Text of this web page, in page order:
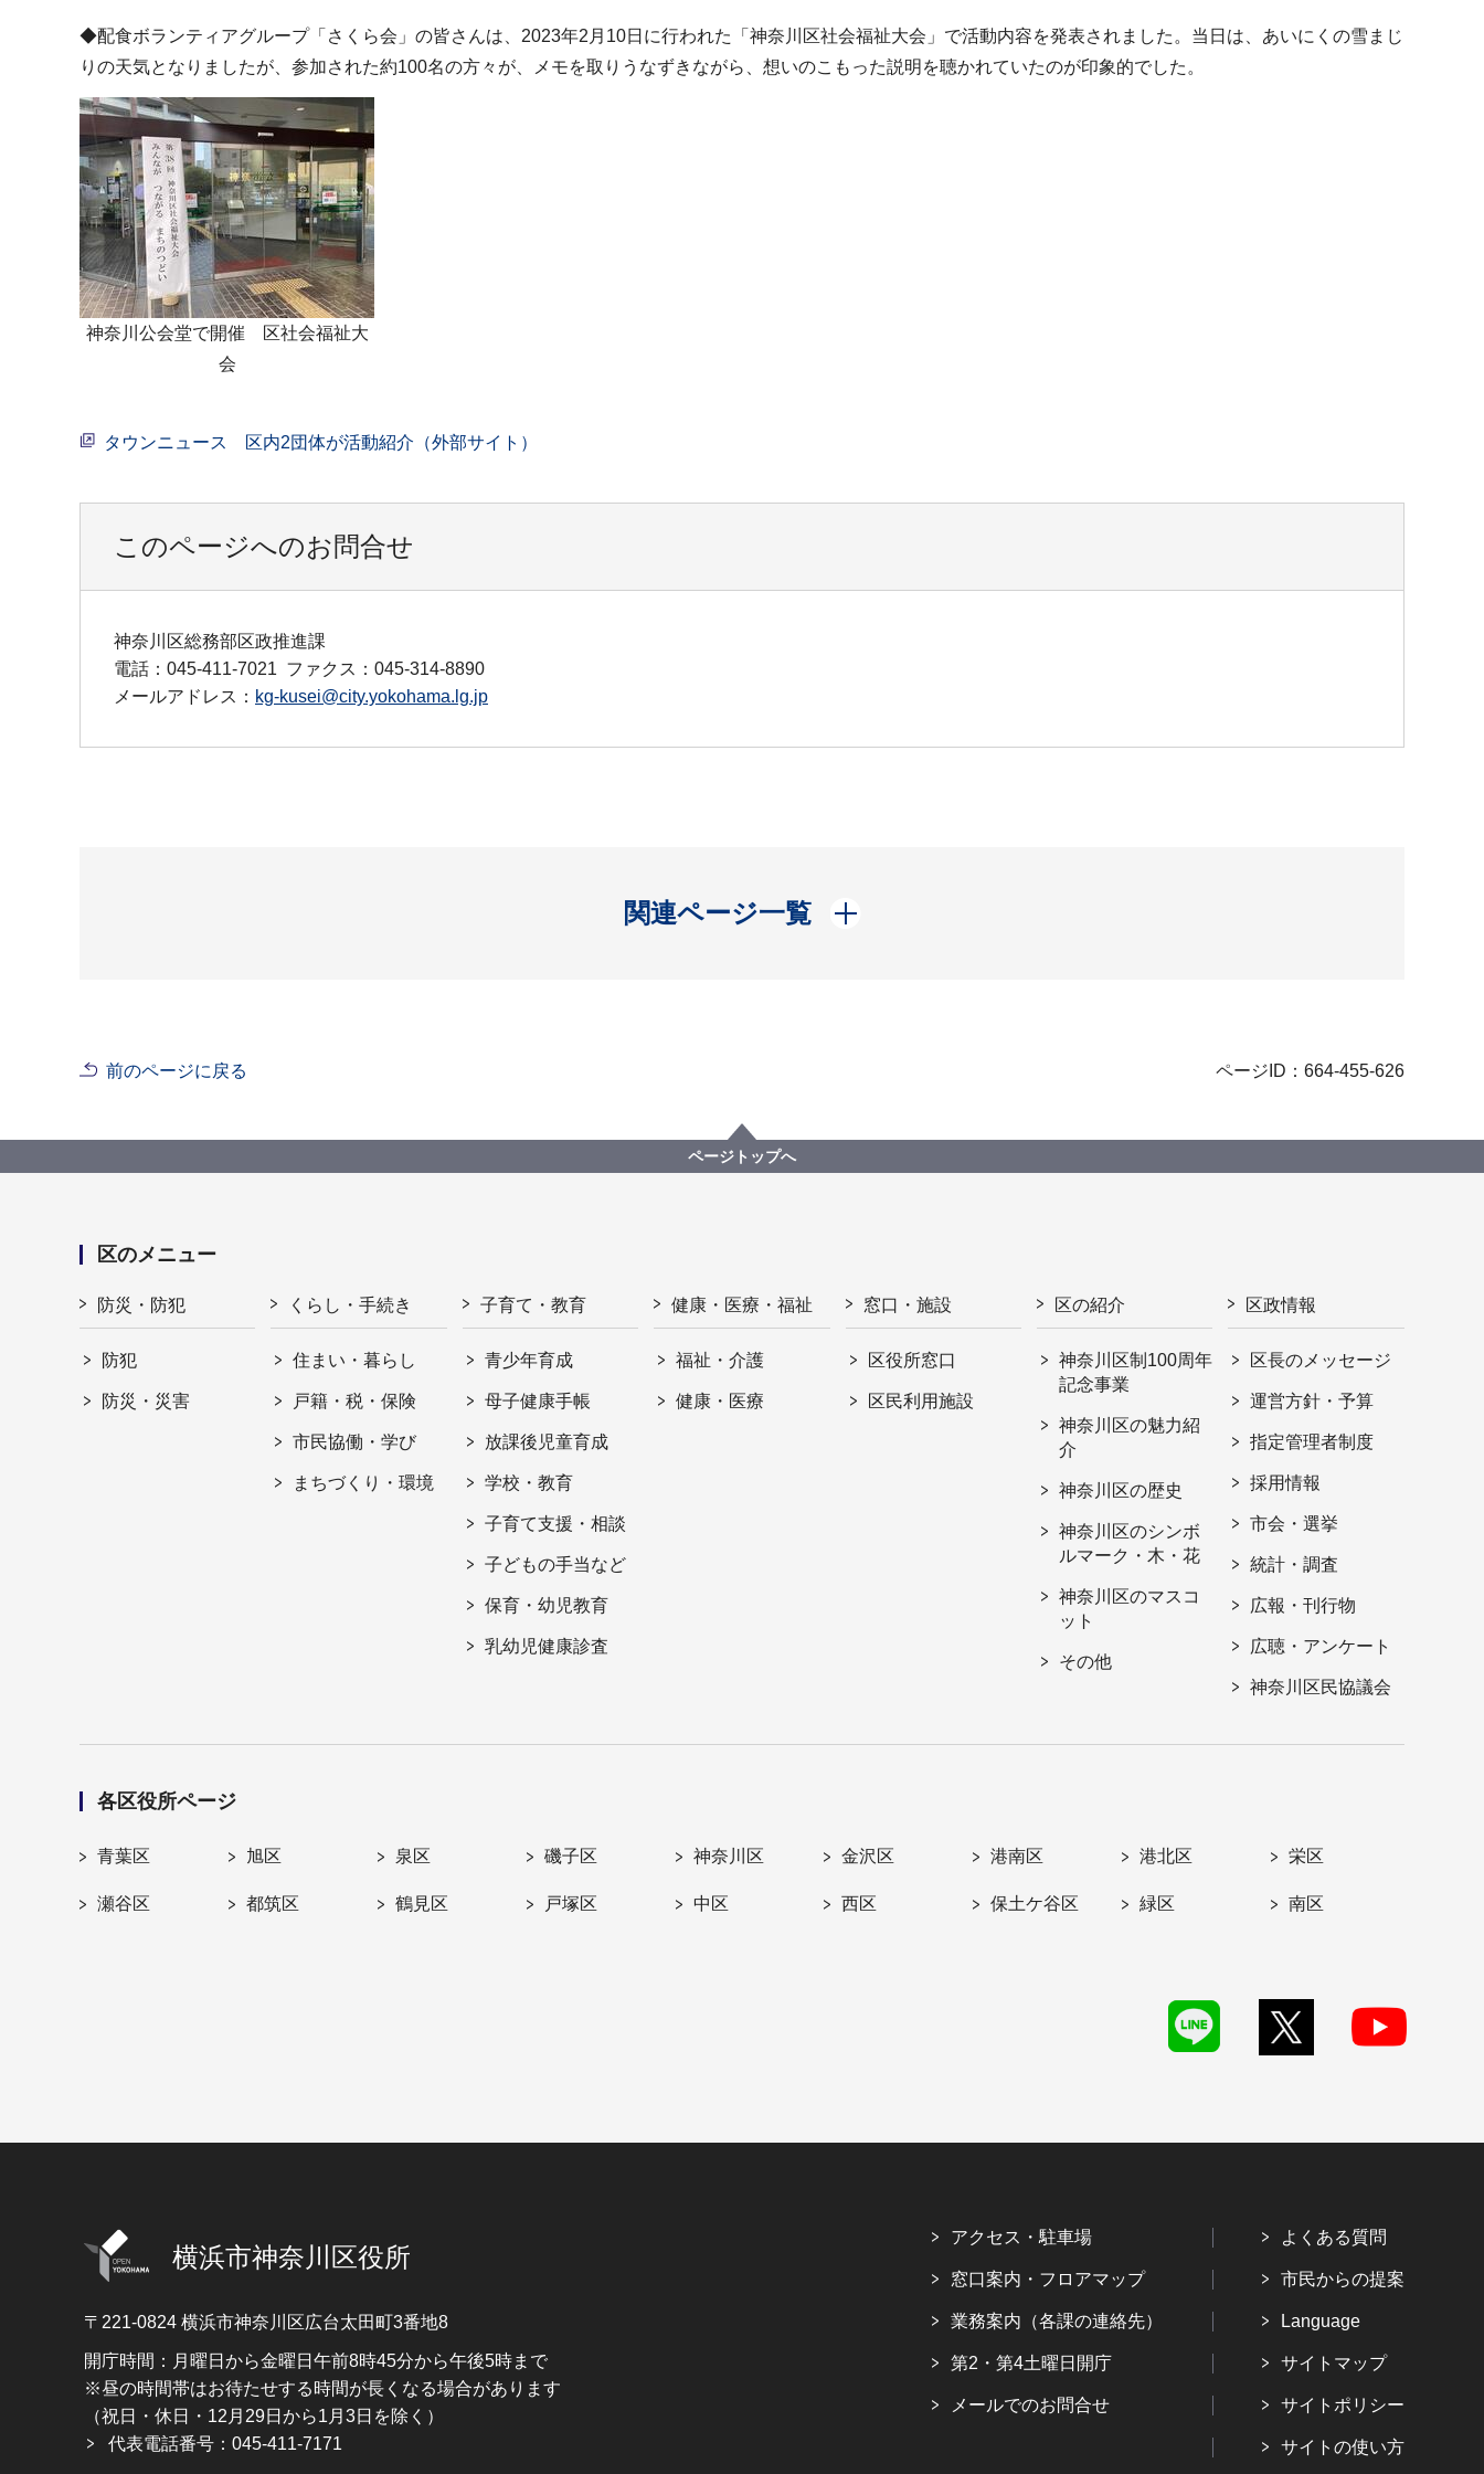
◆配食ボランティアグループ「さくら会」の皆さんは、2023年2月10日に行われた「神奈川区社会福祉大会」で活動内容を発表されました。当日は、あいにくの雪まじ
りの天気となりましたが、参加された約100名の方々が、メモを取りうなずきながら、想いのこもった説明を聴かれていたのが印象的でした。
神奈川公会堂で開催 区社会福祉大
会
タウンニュース 区内2団体が活動紹介（外部サイト）
このページへのお問合せ
神奈川区総務部区政推進課
電話：045-411-7021 ファクス：045-314-8890
メールアドレス： kg-kusei@city.yokohama.lg.jp
関連ページ一覧
開く
前のページに戻る ページID：664-455-626
ページトップへ
区のメニュー
防災・防犯
防犯
防災・災害
くらし・手続き
住まい・暮らし
戸籍・税・保険
市民協働・学び
まちづくり・環境
子育て・教育
青少年育成
母子健康手帳
放課後児童育成
学校・教育
子育て支援・相談
子どもの手当など
保育・幼児教育
乳幼児健康診査
健康・医療・福祉
福祉・介護
健康・医療
窓口・施設
区役所窓口
区民利用施設
区の紹介
神奈川区制100周年
記念事業
神奈川区の魅力紹
介
神奈川区の歴史
神奈川区のシンボ
ルマーク・木・花
神奈川区のマスコ
ット
その他
区政情報
区長のメッセージ
運営方針・予算
指定管理者制度
採用情報
市会・選挙
統計・調査
広報・刊行物
広聴・アンケート
神奈川区民協議会
各区役所ページ
青葉区 旭区 泉区 磯子区 神奈川区 金沢区 港南区 港北区 栄区
瀬谷区 都筑区 鶴見区 戸塚区 中区 西区 保土ケ谷区 緑区 南区
横浜市神奈川区役所
〒221-0824 横浜市神奈川区広台太田町3番地8
開庁時間：月曜日から金曜日午前8時45分から午後5時まで
※昼の時間帯はお待たせする時間が長くなる場合があります
（祝日・休日・12月29日から1月3日を除く）
代表電話番号：045-411-7171
アクセス・駐車場
窓口案内・フロアマップ
業務案内（各課の連絡先）
第2・第4土曜日開庁
メールでのお問合せ
よくある質問
市民からの提案
Language
サイトマップ
サイトポリシー
サイトの使い方